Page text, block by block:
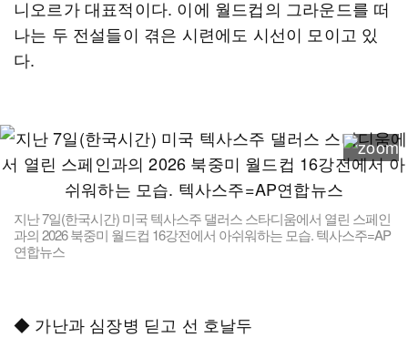
니오르가 대표적이다. 이에 월드컵의 그라운드를 떠
나는 두 전설들이 겪은 시련에도 시선이 모이고 있
다.
지난 7일(한국시간) 미국 텍사스주 댈러스 스타디움에서 열린 스페인
과의 2026 북중미 월드컵 16강전에서 아쉬워하는 모습. 텍사스주=AP
연합뉴스
◆ 가난과 심장병 딛고 선 호날두